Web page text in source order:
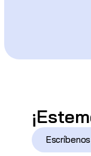
Escríbenos